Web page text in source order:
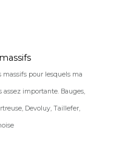
massifs pour lesquels ma
assez importante. Bauges,
Devoluy, Taillefer,